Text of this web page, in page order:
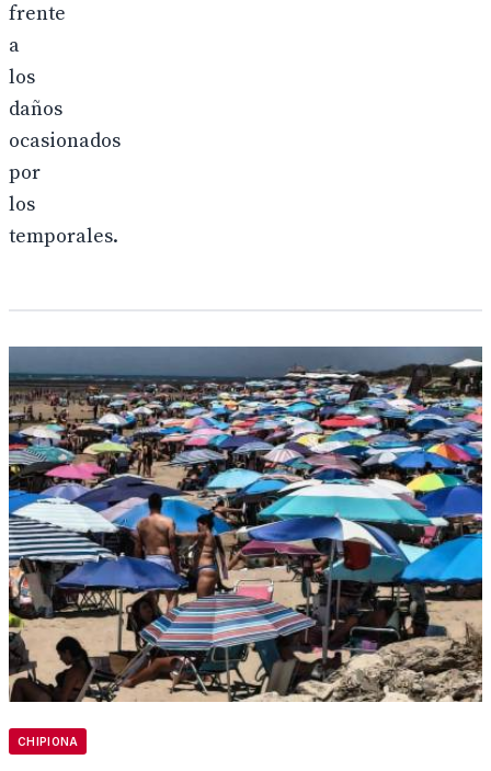
frente
a
los
daños
ocasionados
por
los
temporales.
CHIPIONA